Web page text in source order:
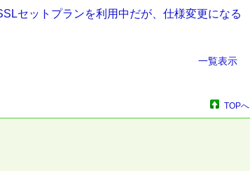
セットプランを利用中だが、仕様変更になる
一覧表示
TOPへ